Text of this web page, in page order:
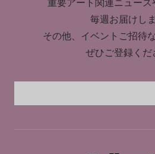
毎週お届けしま
その他、イベントご招待
ぜひご登録くだ